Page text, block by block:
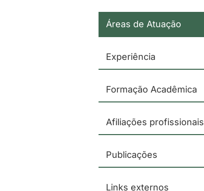
Áreas de Atuação
Experiência
Formação Acadêmica
Afiliações profissionais
Publicações
Links externos